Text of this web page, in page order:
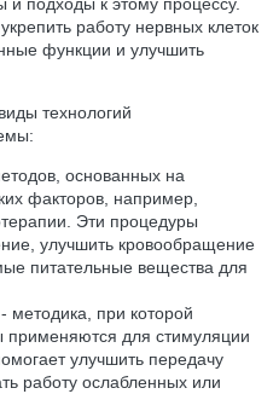
подходы к этому процессу.
работу нервных клеток
функции и улучшить
технологий
основанных на
факторов, например,
Эти процедуры
улучшить кровообращение
питательные вещества для
методика, при которой
применяются для стимуляции
улучшить передачу
работу ослабленных или